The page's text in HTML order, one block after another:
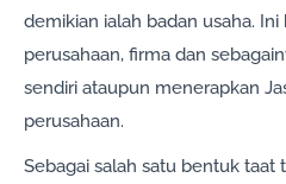
demikian ialah badan usaha.
perusahaan, firma dan
sendiri ataupun menerapkan
perusahaan.
Sebagai salah satu bentuk taat